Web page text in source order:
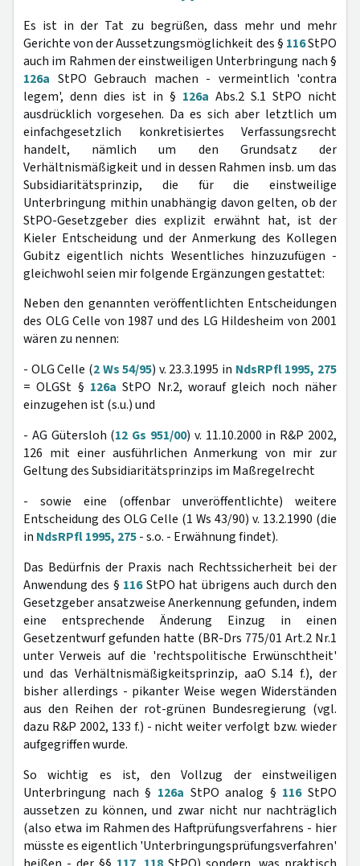
Es ist in der Tat zu begrüßen, dass mehr und mehr
Gerichte von der Aussetzungsmöglichkeit des § 116StPO
auch im Rahmen der einstweiligen Unterbringung nach §
126a StPO Gebrauch machen - vermeintlich 'contra
legem', denn dies ist in § 126a Abs.2 S.1 StPO nicht
ausdrücklich vorgesehen. Da es sich aber letztlich um
einfachgesetzlich konkretisiertes Verfassungsrecht
handelt, nämlich um den Grundsatz der
Verhältnismäßigkeit und in dessen Rahmen insb. um das
Subsidiaritätsprinzip, die für die einstweilige
Unterbringung mithin unabhängig davon gelten, ob der
StPO-Gesetzgeber dies explizit erwähnt hat, ist der
Kieler Entscheidung und der Anmerkung des Kollegen
Gubitz eigentlich nichts Wesentliches hinzuzufügen -
gleichwohl seien mir folgende Ergänzungen gestattet:
Neben den genannten veröffentlichten Entscheidungen
des OLG Celle von 1987 und des LG Hildesheim von 2001
wären zu nennen:
- OLG Celle (2 Ws 54/95) v. 23.3.1995 in NdsRPfl 1995, 275
= OLGSt § 126a StPO Nr.2, worauf gleich noch näher
einzugehen ist (s.u.) und
- AG Gütersloh (12 Gs 951/00) v. 11.10.2000 in R&P 2002,
126 mit einer ausführlichen Anmerkung von mir zur
Geltung des Subsidiaritätsprinzips im Maßregelrecht
- sowie eine (offenbar unveröffentlichte) weitere
Entscheidung des OLG Celle (1 Ws 43/90) v. 13.2.1990 (die
in NdsRPfl 1995, 275- s.o. - Erwähnung findet).
Das Bedürfnis der Praxis nach Rechtssicherheit bei der
Anwendung des § 116StPO hat übrigens auch durch den
Gesetzgeber ansatzweise Anerkennung gefunden, indem
eine entsprechende Änderung Einzug in einen
Gesetzentwurf gefunden hatte (BR-Drs 775/01 Art.2 Nr.1
unter Verweis auf die 'rechtspolitische Erwünschtheit'
und das Verhältnismäßigkeitsprinzip, aaO S.14 f.), der
bisher allerdings - pikanter Weise wegen Widerständen
aus den Reihen der rot-grünen Bundesregierung (vgl.
dazu R&P 2002, 133 f.) - nicht weiter verfolgt bzw. wieder
aufgegriffen wurde.
So wichtig es ist, den Vollzug der einstweiligen
Unterbringung nach § 126a StPO analog § 116StPO
aussetzen zu können, und zwar nicht nur nachträglich
(also etwa im Rahmen des Haftprüfungsverfahrens - hier
müsste es eigentlich 'Unterbringungsprüfungsverfahren'